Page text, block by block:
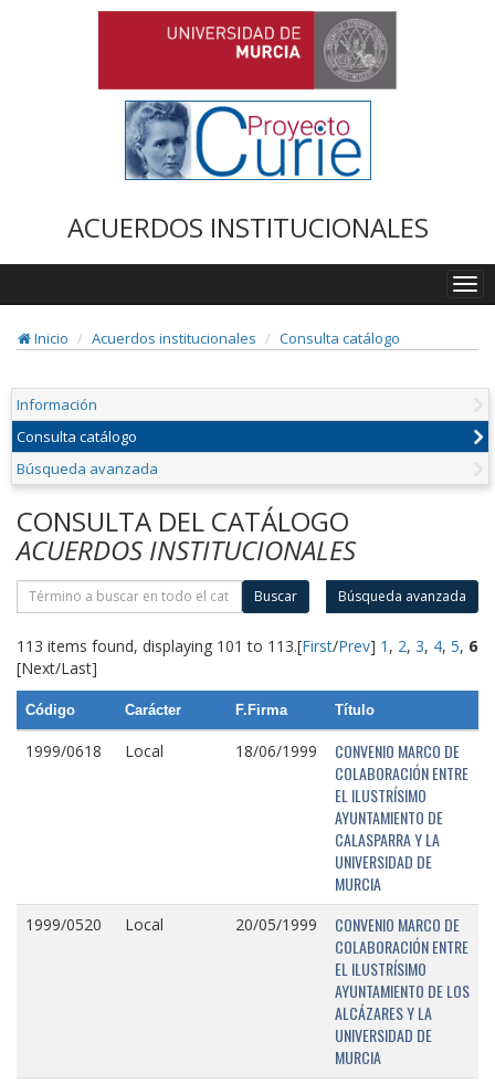
ACUERDOS INSTITUCIONALES
Inicio
Acuerdos institucionales Consulta catálogo
Información
Consulta catálogo
Búsqueda avanzada
CONSULTA DEL CATÁLOGO
ACUERDOS INSTITUCIONALES
Buscar Búsqueda avanzada
113 items found, displaying 101 to 113.[First/Prev] 1 , 2, 3, 4, 5, 6
[Next/Last]
Código Carácter F.Firma Título
1999/0618 Local 18/06/1999
CONVENIO MARCO DE
COLABORACIÓN ENTRE
EL ILUSTRÍSIMO
AYUNTAMIENTO DE
CALASPARRA Y LA
UNIVERSIDAD DE
MURCIA
1999/0520 Local 20/05/1999
CONVENIO MARCO DE
COLABORACIÓN ENTRE
EL ILUSTRÍSIMO
AYUNTAMIENTO DE LOS
ALCÁZARES Y LA
UNIVERSIDAD DE
MURCIA